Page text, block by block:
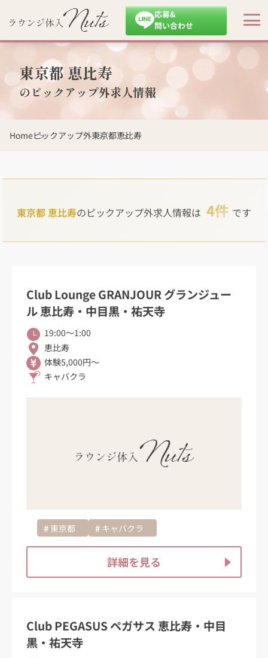
応募&
問い合わせ
東京都 恵比寿
のピックアップ外求人情報
Homeピックアップ外東京都恵比寿
東京都 恵比寿のピックアップ外求人情報は 4件 です
Club Lounge GRANJOUR グランジュー
ル 恵比寿・中目黒・祐天寺
19:00〜1:00
恵比寿
体験5,000円～
キャバクラ
東京都 キャバクラ
詳細を見る
Club PEGASUS ペガサス 恵比寿・中目
黒・祐天寺